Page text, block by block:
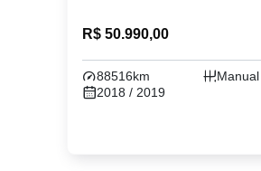
R$ 50.990,00
88516km
Manual
2018 / 2019